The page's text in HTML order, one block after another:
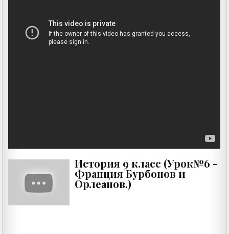
История 9 класс (Урок№6 -
Франция Бурбонов и
Орлеанов.)